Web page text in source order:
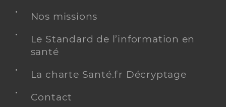
Nos missions
Le Standard de l’information en
santé
La charte Santé.fr Décryptage
Contact